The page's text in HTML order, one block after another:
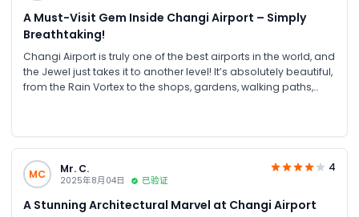
A Must-Visit Gem Inside Changi Airport – Simply
Breathtaking!
Changi Airport is truly one of the best airports in the world, and
the Jewel just takes it to another level! It’s absolutely beautiful,
from the Rain Vortex to the shops, gardens, walking paths,
multiple attractions. Whether you visit during the day or at
night, the place is just amazing!
MC
Mr. C.
2025年8月04日 已验证
4
A Stunning Architectural Marvel at Changi Airport